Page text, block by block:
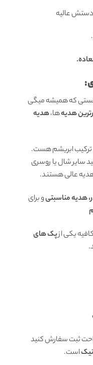
دستش عالیه
هستی که همیشه میگی
هدیهها،هدیه
ترکیب ابریشم هست.
سایر شال یا روسری
عالی هستند.
هدیه مناسبتیو برای
یکی ازپک های
ثبت سفارش کنید
است.